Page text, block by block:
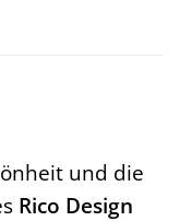
und die
Rico Design